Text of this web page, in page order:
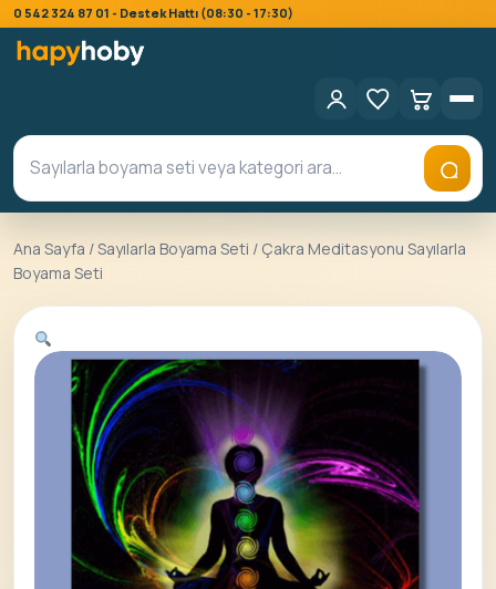
0 542 324 87 01 - Destek Hattı (08:30 - 17:30)
Ana Sayfa /Sayılarla Boyama Seti / Çakra Meditasyonu Sayılarla
Boyama Seti